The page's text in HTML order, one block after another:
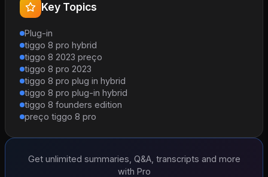
Key Topics
Plug-in
tiggo 8 pro hybrid
tiggo 8 2023 preço
tiggo 8 pro 2023
tiggo 8 pro plug in hybrid
tiggo 8 pro plug-in hybrid
tiggo 8 founders edition
preço tiggo 8 pro
Get unlimited summaries, Q&A, transcripts and more
with Pro